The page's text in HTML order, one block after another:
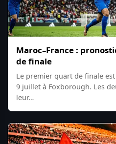
Maroc–France :
de finale
Le premier quart de finale
9 juillet à Foxborough. Les
leur…